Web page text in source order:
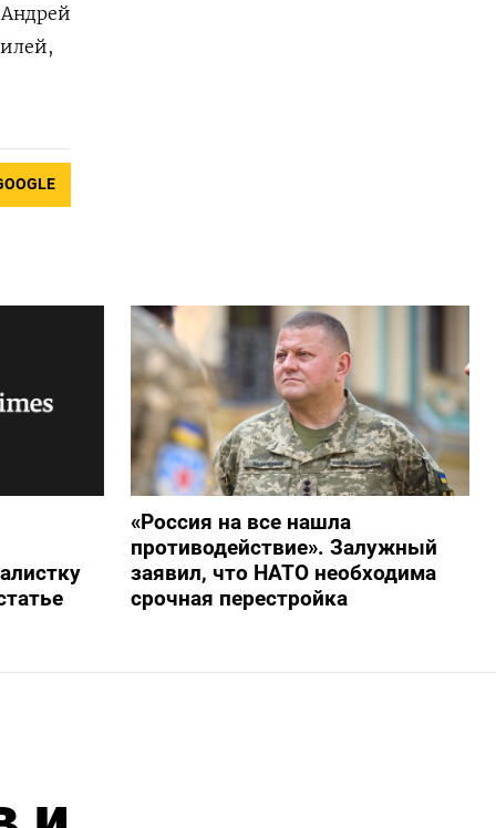
«Россия на все нашла
противодействие». Залужный
заявил, что НАТО необходима
срочная перестройка